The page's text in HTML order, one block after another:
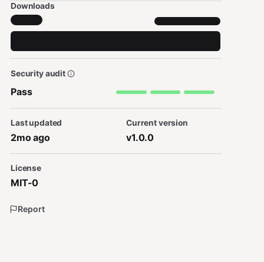
Downloads
Security audit
Pass
Last updated
2mo ago
Current version
v1.0.0
License
MIT-0
Report